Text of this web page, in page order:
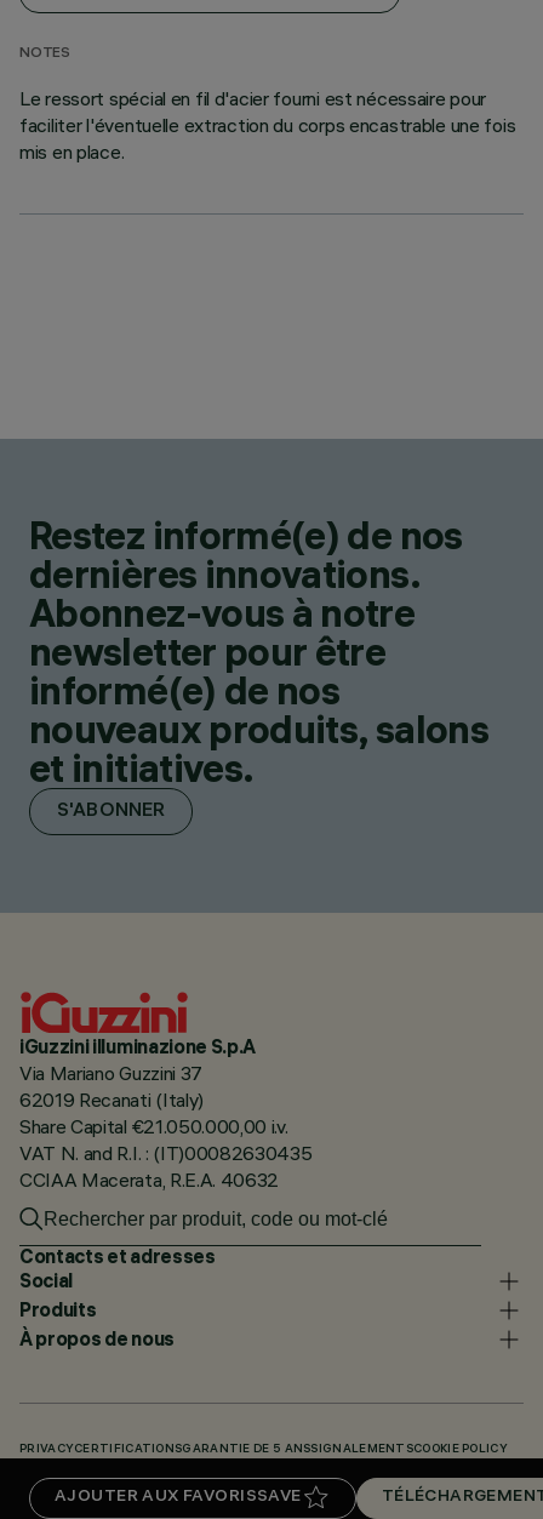
AJOUTER AUX FAVORISSAVE
NOTES
Le ressort spécial en fil d'acier fourni est nécessaire pour
faciliter l'éventuelle extraction du corps encastrable une fois
mis en place.
Restez informé(e) de nos
dernières innovations.
Abonnez-vous à notre
newsletter pour être
informé(e) de nos
nouveaux produits, salons
et initiatives.
S'ABONNER
iGuzzini illuminazione S.p.A
Via Mariano Guzzini 37
62019 Recanati (Italy)
Share Capital €21.050.000,00 i.v.
VAT N. and R.I. : (IT)00082630435
CCIAA Macerata, R.E.A. 40632
Contacts et adresses
Social
Produits
À propos de nous
PRIVACY CERTIFICATIONSGARANTIE DE 5 ANSSIGNALEMENTSCOOKIE POLICY
TÉLÉCHARGEMENTS